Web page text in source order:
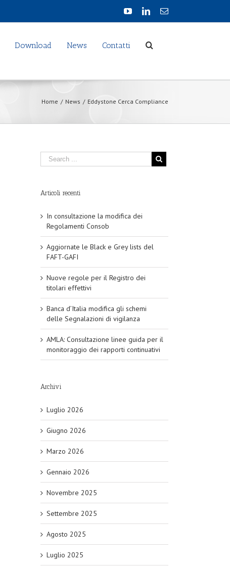
Download News Contatti
Home / News / Eddystone Cerca Compliance
Articoli recenti
In consultazione la modifica dei
Regolamenti Consob
Aggiornate le Black e Grey lists del
FAFT-GAFI
Nuove regole per il Registro dei
titolari effettivi
Banca d’Italia modifica gli schemi
delle Segnalazioni di vigilanza
AMLA: Consultazione linee guida per il
monitoraggio dei rapporti continuativi
Archivi
Luglio 2026
Giugno 2026
Marzo 2026
Gennaio 2026
Novembre 2025
Settembre 2025
Agosto 2025
Luglio 2025